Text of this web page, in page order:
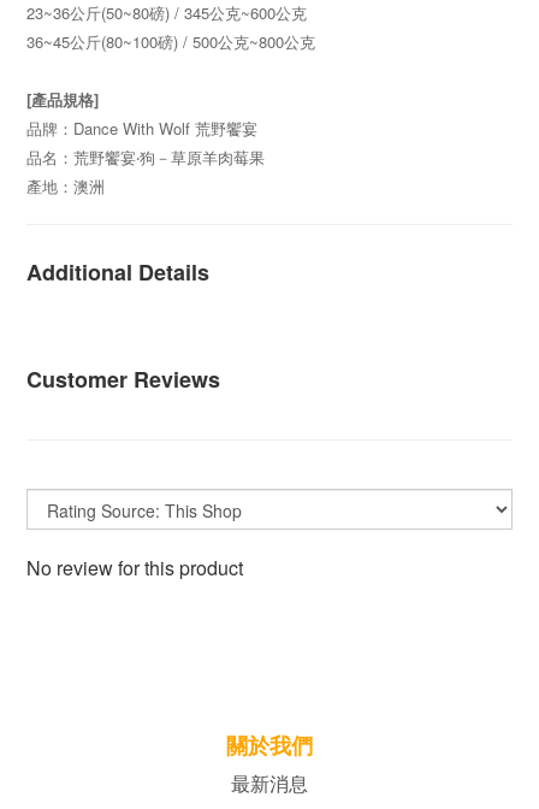
23~36公斤(50~80磅) / 345公克~600公克
36~45公斤(80~100磅) / 500公克~800公克
[產品規格]
品牌：Dance With Wolf 荒野饗宴
品名：荒野饗宴‧狗－草原羊肉莓果
產地：澳洲
Additional Details
Customer Reviews
No review for this product
關於我們
最新消息